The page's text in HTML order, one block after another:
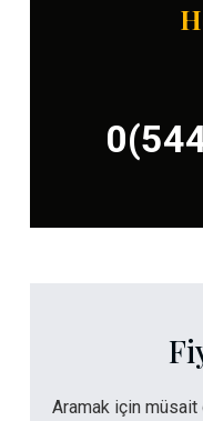
Aramak için